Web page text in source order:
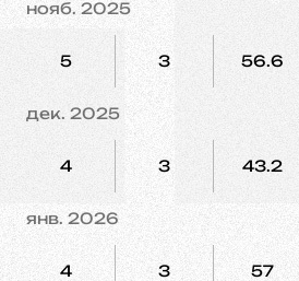
нояб. 2025
5 3 56.6
дек. 2025
4 3 43.2
янв. 2026
4 3 57